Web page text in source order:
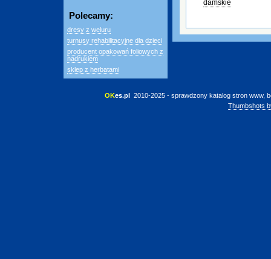
Polecamy:
dresy z weluru
turnusy rehabilitacyjne dla dzieci
producent opakowań foliowych z
nadrukiem
sklep z herbatami
damskie
OKes.pl 2010-2025 - sprawdzony katalog stron www,
Thumbshots